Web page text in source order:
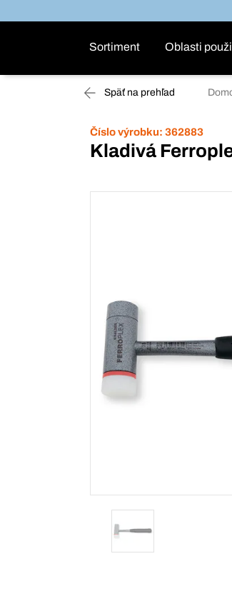
Sortiment Oblasti
Späť na prehľad
Číslo výrobku: 362883
Kladivá